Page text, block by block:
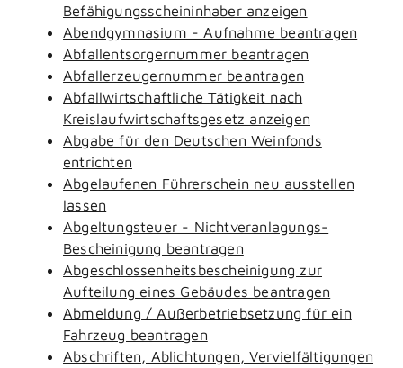
Befähigungsscheininhaber anzeigen
Abendgymnasium - Aufnahme beantragen
Abfallentsorgernummer beantragen
Abfallerzeugernummer beantragen
Abfallwirtschaftliche Tätigkeit nach
Kreislaufwirtschaftsgesetz anzeigen
Abgabe für den Deutschen Weinfonds
entrichten
Abgelaufenen Führerschein neu ausstellen
lassen
Abgeltungsteuer - Nichtveranlagungs-
Bescheinigung beantragen
Abgeschlossenheitsbescheinigung zur
Aufteilung eines Gebäudes beantragen
Abmeldung / Außerbetriebsetzung für ein
Fahrzeug beantragen
Abschriften, Ablichtungen, Vervielfältigungen